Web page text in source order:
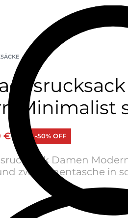
Minimalist
€ -50% OFF
Damen
zwei Innentasche in